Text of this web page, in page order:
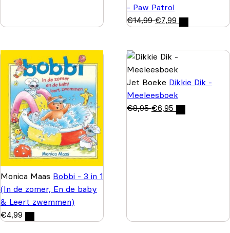
- Paw Patrol
€14,99 €7,99
Monica Maas Bobbi - 3 in 1
(In de zomer, En de baby
& Leert zwemmen)
€4,99
Jet Boeke Dikkie Dik -
Meeleesboek
€8,95 €6,95